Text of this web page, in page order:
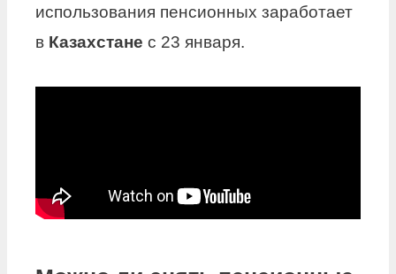
использования пенсионных заработает
в Казахстане с 23 января.